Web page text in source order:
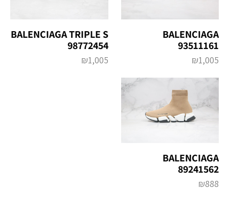
BALENCIAGA
93511161
₪1,005
BALENCIAGA TRIPLE S
98772454
₪1,005
BALENCIAGA
89241562
₪888